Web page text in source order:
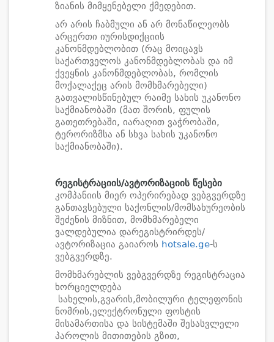
ზიანის მიმყენებელი ქმედებით.
არ არის ჩაბმული ან არ მონაწილეობს
არცერთი იურისდიქციის
კანონმდებლობით (რაც მოიცავს
საქართველოს კანონმდებლობას და იმ
ქვეყნის კანონმდებლობას, რომლის
მოქალაქეც არის მომხმარებელი)
გათვალისწინებულ რაიმე სახის უკანონო
საქმიანობაში (მათ შორის, ფულის
გათეთრებაში, იარაღით ვაჭრობაში,
ტერორიზმსა ან სხვა სახის უკანონო
საქმიანობაში).
რეგისტრაციის/ავტორიზაციის წესები
კომპანიის მიერ ოპერირებად ვებგვერდზე
განთავსებული საქონლის/მომსახურეობის
შეძენის მიზნით, მომხმარებელი
ვალდებულია დარეგისტრირდეს/
ავტორიზაცია გაიაროს hotsale.ge-ს
ვებგვერდზე.
მომხმარებლის ვებგვერდზე რეგისტრაცია
ხორციელდება
სახელის,გვარის,მობილური ტელეფონის
ნომრის,ელექტრონული ფოსტის
მისამართისა და სისტემაში შესასვლელი
პაროლის მითითების გზით,